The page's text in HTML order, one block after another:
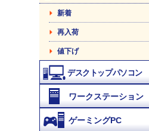
新着
再入荷
値下げ